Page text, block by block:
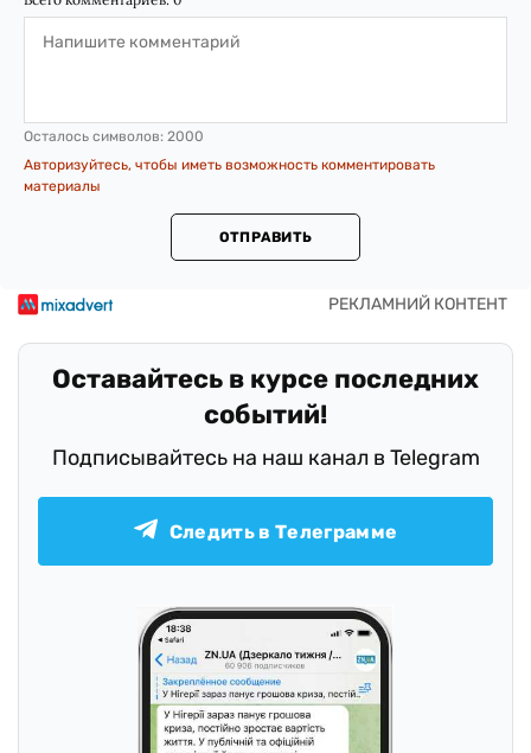
Осталось символов: 2000
Авторизуйтесь, чтобы иметь возможность комментировать
материалы
ОТПРАВИТЬ
Оставайтесь в курсе последних
событий!
Подписывайтесь на наш канал в Telegram
Следить в Телеграмме